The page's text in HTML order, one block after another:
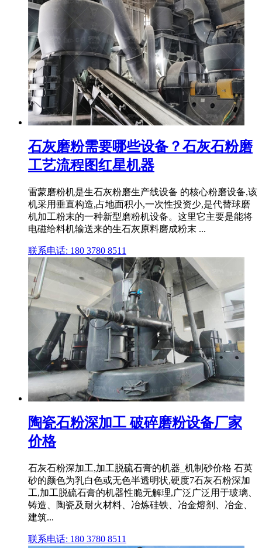
石灰磨粉需要哪些设备？石灰石粉磨
工艺流程图红星机器
雷蒙磨粉机是生石灰粉磨生产线设备 的核心粉磨设备,该
机采用垂直构造,占地面积小,一次性投资少,是代替球磨
机加工粉末的一种新型磨粉机设备。这里它主要是能将
电磁给料机输送来的生石灰原料磨成粉末 ...
联系电话: 180 3780 8511
陶瓷石粉深加工 破碎磨粉设备厂家
价格
石灰石粉深加工,加工脱硫石膏的机器_机制砂价格 石英
砂的颜色为乳白色或无色半透明状,硬度7石灰石粉深加
工,加工脱硫石膏的机器性脆无解理,广泛广泛用于玻璃、
铸造、陶瓷及耐火材料、冶炼硅铁、冶金熔剂、冶金、
建筑...
联系电话: 180 3780 8511